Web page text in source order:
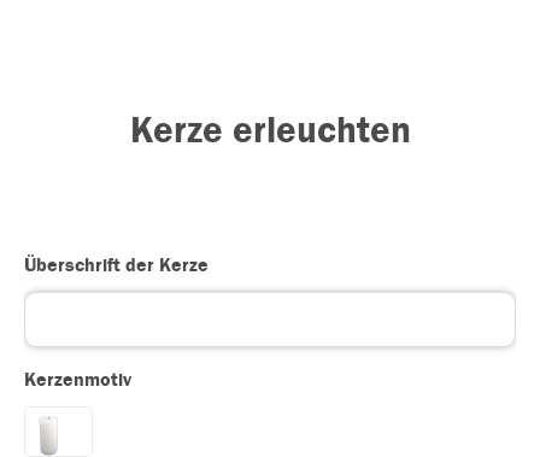
Kerze erleuchten
Überschrift der Kerze
Kerzenmotiv